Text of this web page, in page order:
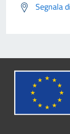
Segnala